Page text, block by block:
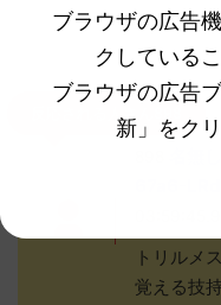
反応される人さん898
トリルメ
覚える技
ブラウザの広告
クしている
ブラウザの広告
新」をク